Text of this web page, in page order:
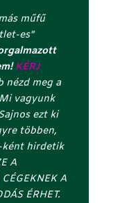
műfű
es"
KÉRJ
nézd meg a
vagyunk
ezt ki
többen,
hirdetik
A
A
ÉRHET.